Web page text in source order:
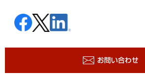
お問い合わせ